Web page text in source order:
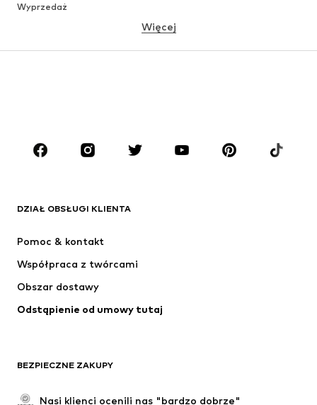
Wyprzedaż
MARKI
Next
NAME IT
Więcej
DZIAŁ OBSŁUGI KLIENTA
Pomoc & kontakt
Współpraca z twórcami
Obszar dostawy
Odstąpienie od umowy tutaj
BEZPIECZNE ZAKUPY
Nasi klienci ocenili nas "bardzo dobrze"